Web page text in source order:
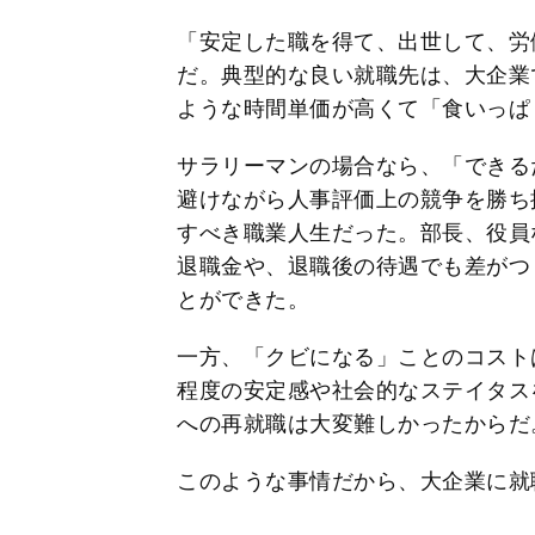
「安定した職を得て、出世して、
だ。典型的な良い就職先は、大企
ような時間単価が高くて「食いっ
サラリーマンの場合なら、「でき
避けながら人事評価上の競争を勝
すべき職業人生だった。部長、役
退職金や、退職後の待遇でも差が
とができた。
一方、「クビになる」ことのコス
程度の安定感や社会的なステイタ
への再就職は大変難しかったからだ
このような事情だから、大企業に